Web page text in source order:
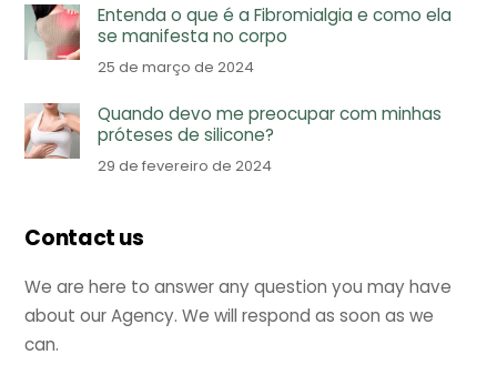
Entenda o que é a Fibromialgia e como ela
se manifesta no corpo
25 de março de 2024
Quando devo me preocupar com minhas
próteses de silicone?
29 de fevereiro de 2024
Contact us
We are here to answer any question you may have
about our Agency. We will respond as soon as we
can.